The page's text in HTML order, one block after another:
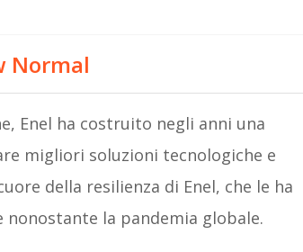
Normal
Enel ha costruito negli anni una
migliori soluzioni tecnologiche e
della resilienza di Enel, che le ha
la pandemia globale.